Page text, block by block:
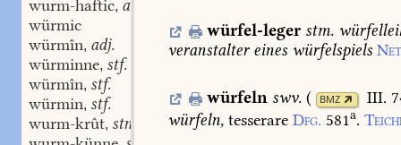
wurm-haftic, adj.
würmic
würmîn, adj.
würminne, stf.
würmîn, stf.
würmin, stf.
wurm-krût, stn.
würfel-leger stm.
veranstaltereines würfelspiels
würfeln swv. ( BMZ
III.
würfeln, tesserare Dfg. 581a.